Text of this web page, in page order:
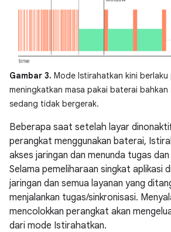
Gambar 3. Mode Istirahatkan kini
meningkatkan masa pakai baterai
sedang tidak bergerak.
Beberapa saat setelah layar
perangkat menggunakan baterai,
akses jaringan dan menunda tugas
Selama pemeliharaan singkat aplikasi
jaringan dan semua layanan yang
menjalankan tugas/sinkronisasi.
mencolokkan perangkat akan
dari mode Istirahatkan.